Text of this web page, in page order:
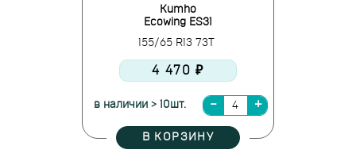
Kumho
Ecowing ES31
155/65 R13 73T
4 470 ₽
в наличии > 10шт.
В КОРЗИНУ